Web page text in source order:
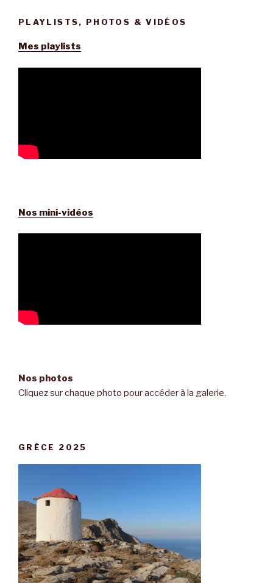
PLAYLISTS, PHOTOS & VIDÉOS
Mes playlists
Nos mini-vidéos
Nos photos
Cliquez sur chaque photo pour accéder à la galerie.
GRÈCE 2025